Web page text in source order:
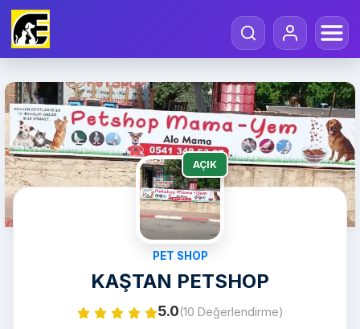
AÇIK
PET SHOP
KAŞTAN PETSHOP
5.0(10 Değerlendirme)